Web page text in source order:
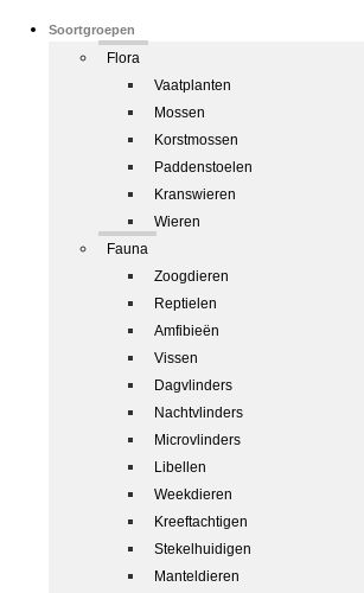
Soortgroepen
Flora
Vaatplanten
Mossen
Korstmossen
Paddenstoelen
Kranswieren
Wieren
Fauna
Zoogdieren
Reptielen
Amfibieën
Vissen
Dagvlinders
Nachtvlinders
Microvlinders
Libellen
Weekdieren
Kreeftachtigen
Stekelhuidigen
Manteldieren